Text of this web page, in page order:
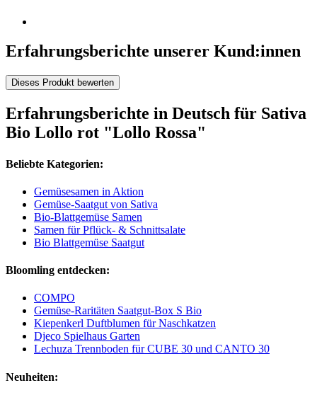
Erfahrungsberichte unserer Kund:innen
Dieses Produkt bewerten
Erfahrungsberichte in Deutsch für Sativa
Bio Lollo rot "Lollo Rossa"
Beliebte Kategorien:
Gemüsesamen in Aktion
Gemüse-Saatgut von Sativa
Bio-Blattgemüse Samen
Samen für Pflück- & Schnittsalate
Bio Blattgemüse Saatgut
Bloomling entdecken:
COMPO
Gemüse-Raritäten Saatgut-Box S Bio
Kiepenkerl Duftblumen für Naschkatzen
Djeco Spielhaus Garten
Lechuza Trennboden für CUBE 30 und CANTO 30
Neuheiten: